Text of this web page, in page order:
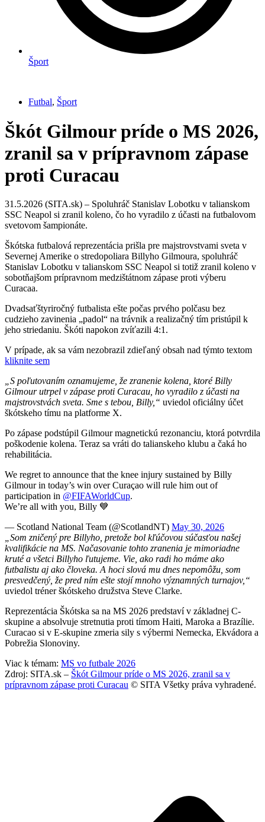
Šport
Futbal, Šport
Škót Gilmour príde o MS 2026,
zranil sa v prípravnom zápase
proti Curacau
31.5.2026 (SITA.sk) – Spoluhráč Stanislav Lobotku v talianskom
SSC Neapol si zranil koleno, čo ho vyradilo z účasti na futbalovom
svetovom šampionáte.
Škótska futbalová reprezentácia prišla pre majstrovstvami sveta v
Severnej Amerike o stredopoliara Billyho Gilmoura, spoluhráč
Stanislav Lobotku v talianskom SSC Neapol si totiž zranil koleno v
sobotňajšom prípravnom medzištátnom zápase proti výberu
Curacaa.
Dvadsaťštyriročný futbalista ešte počas prvého polčasu bez
cudzieho zavinenia „padol“ na trávnik a realizačný tím pristúpil k
jeho striedaniu. Škóti napokon zvíťazili 4:1.
V prípade, ak sa vám nezobrazil zdieľaný obsah nad týmto textom
kliknite sem
„S poľutovaním oznamujeme, že zranenie kolena, ktoré Billy
Gilmour utrpel v zápase proti Curacau, ho vyradilo z účasti na
majstrovstvách sveta. Sme s tebou, Billy,“ uviedol oficiálny účet
škótskeho tímu na platforme X.
Po zápase podstúpil Gilmour magnetickú rezonanciu, ktorá potvrdila
poškodenie kolena. Teraz sa vráti do talianskeho klubu a čaká ho
rehabilitácia.
We regret to announce that the knee injury sustained by Billy
Gilmour in today’s win over Curaçao will rule him out of
participation in @FIFAWorldCup.
We’re all with you, Billy 💙
— Scotland National Team (@ScotlandNT) May 30, 2026
„Som zničený pre Billyho, pretože bol kľúčovou súčasťou našej
kvalifikácie na MS. Načasovanie tohto zranenia je mimoriadne
kruté a všetci Billyho ľutujeme. Vie, ako radi ho máme ako
futbalistu aj ako človeka. A hoci slová mu dnes nepomôžu, som
presvedčený, že pred ním ešte stojí mnoho významných turnajov,“
uviedol tréner škótskeho družstva Steve Clarke.
Reprezentácia Škótska sa na MS 2026 predstaví v základnej C-
skupine a absolvuje stretnutia proti tímom Haiti, Maroka a Brazílie.
Curacao si v E-skupine zmeria sily s výbermi Nemecka, Ekvádora a
Pobrežia Slonoviny.
Viac k témam: MS vo futbale 2026
Zdroj: SITA.sk – Škót Gilmour príde o MS 2026, zranil sa v
prípravnom zápase proti Curacau © SITA Všetky práva vyhradené.